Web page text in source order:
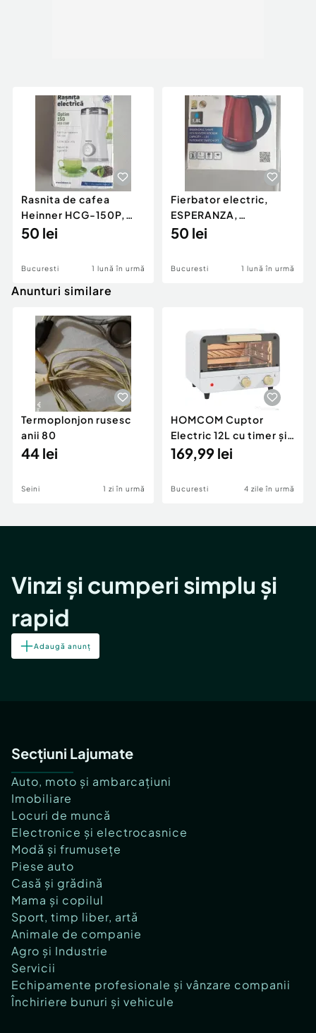
Greutate
6.27 Kg
OEM
Rasnita de cafea
Heinner HCG-150P,
150W, 50 g, Alb
50 lei
Bucuresti 1 lună în urmă
Fierbator electric,
ESPERANZA,
Inox/Plastic, 1.8l, Rosu
50 lei
Bucuresti 1 lună în urmă
Anunturi similare
Termoplonjon rusesc
anii 80
44 lei
Seini 1 zi în urmă
HOMCOM Cuptor
Electric 12L cu timer și
temperatură reglabilă,
169,99 lei
Bucuresti 4 zile în urmă
Vinzi și cumperi simplu și
rapid
Adaugă anunț
Secțiuni Lajumate
Auto, moto și ambarcațiuni
Imobiliare
Locuri de muncă
Electronice și electrocasnice
Modă și frumusețe
Piese auto
Casă și grădină
Mama și copilul
Sport, timp liber, artă
Animale de companie
Agro și Industrie
Servicii
Echipamente profesionale și vânzare companii
Închiriere bunuri și vehicule